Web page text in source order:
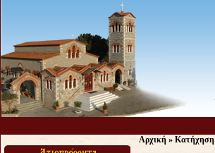
Αρχική » Κατήχηση